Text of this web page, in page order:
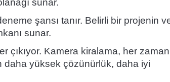
sunar.
şansı tanır. Belirli bir projenin
sunar.
çıkıyor. Kamera kiralama, her
daha yüksek çözünürlük, daha iyi